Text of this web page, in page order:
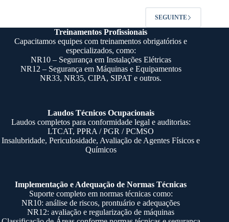
SEGUINTE
Treinamentos Profissionais
Capacitamos equipes com treinamentos obrigatórios e
especializados, como:
NR10– Segurança em Instalações Elétricas
NR12 – Segurança em Máquinas e Equipamentos
NR33,NR35,CIPA, SIPAT e outros.
Laudos Técnicos Ocupacionais
Laudos completos para conformidade legal e auditorias:
LTCAT, PPRA / PGR / PCMSO
Insalubridade, Periculosidade, Avaliação de Agentes Físicos e
Químicos
Implementação e Adequação de Normas Técnicas
Suporte completo em normas técnicas como:
NR10: análise de riscos, prontuário e adequações
NR12: avaliação e regularização de máquinas